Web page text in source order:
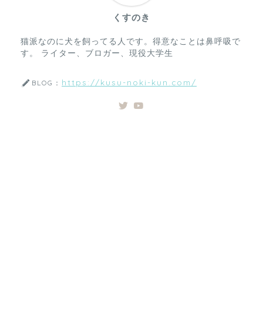
くすのき
猫派なのに犬を飼ってる人です。得意なことは鼻呼吸で
す。 ライター、ブロガー、現役大学生
BLOG： https://kusu-noki-kun.com/